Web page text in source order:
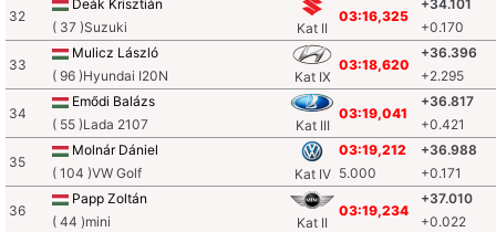
32
Deák Krisztián
( 37 )Suzuki
Kat II
03:16,325
+34.101
+0.170
33
Mulicz László
( 96 )Hyundai I20N
Kat IX
03:18,620
+36.396
+2.295
34
Emődi Balázs
( 55 )Lada 2107
Kat III
03:19,041
+36.817
+0.421
35
Molnár Dániel
( 104 )VW Golf
Kat IV
03:19,212
5.000
+36.988
+0.171
36
Papp Zoltán
( 44 )mini
Kat II
03:19,234
+37.010
+0.022